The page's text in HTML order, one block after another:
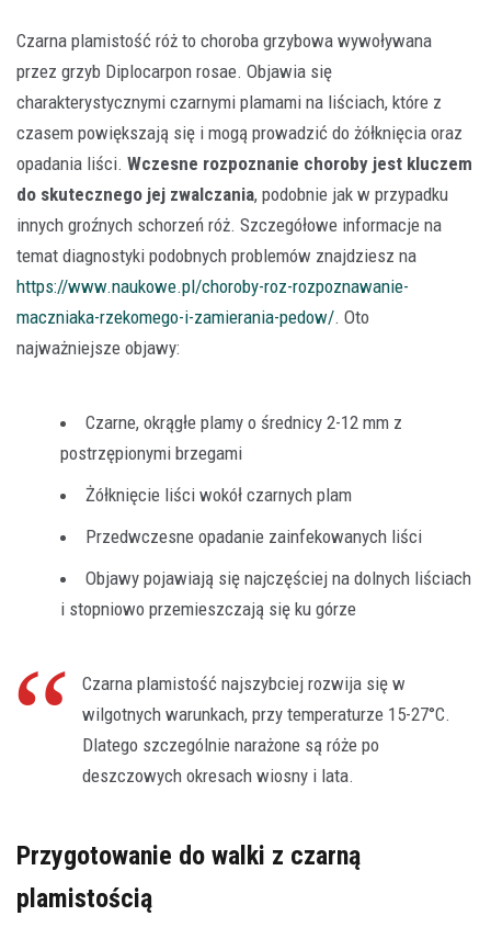
Czarna plamistość róż to choroba grzybowa wywoływana
przez grzyb Diplocarpon rosae. Objawia się
charakterystycznymi czarnymi plamami na liściach, które z
czasem powiększają się i mogą prowadzić do żółknięcia oraz
opadania liści. Wczesne rozpoznanie choroby jest kluczem
do skutecznego jej zwalczania, podobnie jak w przypadku
innych groźnych schorzeń róż. Szczegółowe informacje na
temat diagnostyki podobnych problemów znajdziesz na
https://www.naukowe.pl/choroby-roz-rozpoznawanie-
maczniaka-rzekomego-i-zamierania-pedow/. Oto
najważniejsze objawy:
Czarne, okrągłe plamy o średnicy 2-12 mm z
postrzępionymi brzegami
Żółknięcie liści wokół czarnych plam
Przedwczesne opadanie zainfekowanych liści
Objawy pojawiają się najczęściej na dolnych liściach
i stopniowo przemieszczają się ku górze
Czarna plamistość najszybciej rozwija się w
wilgotnych warunkach, przy temperaturze 15-27°C.
Dlatego szczególnie narażone są róże po
deszczowych okresach wiosny i lata.
Przygotowanie do walki z czarną
plamistością